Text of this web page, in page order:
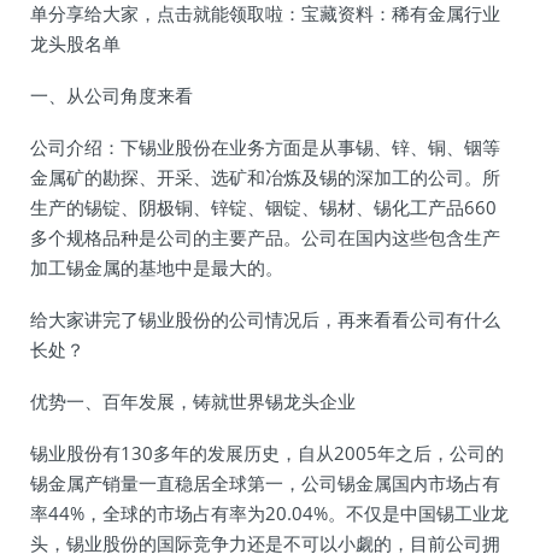
单分享给大家，点击就能领取啦：宝藏资料：稀有金属行业
龙头股名单
一、从公司角度来看
公司介绍：下锡业股份在业务方面是从事锡、锌、铜、铟等
金属矿的勘探、开采、选矿和冶炼及锡的深加工的公司。所
生产的锡锭、阴极铜、锌锭、铟锭、锡材、锡化工产品660
多个规格品种是公司的主要产品。公司在国内这些包含生产
加工锡金属的基地中是最大的。
给大家讲完了锡业股份的公司情况后，再来看看公司有什么
长处？
优势一、百年发展，铸就世界锡龙头企业
锡业股份有130多年的发展历史，自从2005年之后，公司的
锡金属产销量一直稳居全球第一，公司锡金属国内市场占有
率44%，全球的市场占有率为20.04%。不仅是中国锡工业龙
头，锡业股份的国际竞争力还是不可以小觑的，目前公司拥